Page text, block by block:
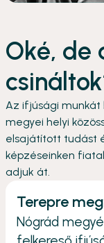
Oké, de
Az ifjúsági
megyei helyi
elsajátított tudást
képzéseinken
adjuk át.
Terepre
Nógrád